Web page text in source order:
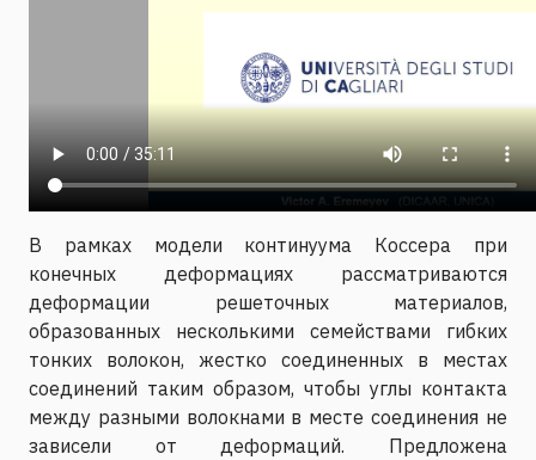
В рамках модели континуума Коссера при
конечных деформациях рассматриваются
деформации решеточных материалов,
образованных несколькими семействами гибких
тонких волокон, жестко соединенных в местах
соединений таким образом, чтобы углы контакта
между разными волокнами в месте соединения не
зависели от деформаций. Предложена